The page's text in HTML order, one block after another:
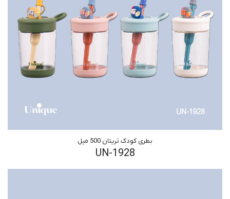
بطری کودک تریتان 500 میل
UN-1928